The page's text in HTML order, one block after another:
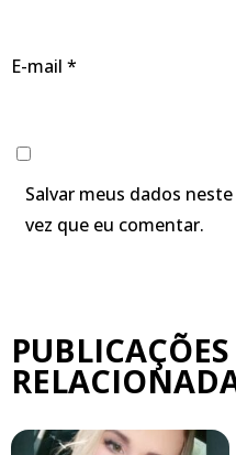
E-mail *
Salvar meus dados
vez que eu comentar.
PUBLICAÇÕES